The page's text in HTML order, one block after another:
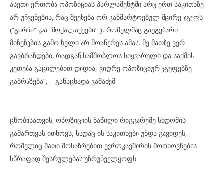
ასეთი ერთობა ოპოზიციას პარლამენტში არც ერთ საკითხზე
არ უჩვენებია, რაც შეეხება ორ განმარტოებულ მცირე ჯგუფს
(“გირჩი” და “მოქალაქეები” ), რომელმაც გაუგებარი
მიზეზების გამო ხელი არ მოაწერეს ამას, მე მათზე ვერ
გავბრაზდები, რადგან სამშობლოს სიყვარული და საქმის
კეთება გაცილებით დიდია, ვიდრე ოპოზიციურ ჯგუფებზე
გაბრაზება”, – განაცხადა ვაშაძემ.
ცნობისათვის, ოპოზიციის ნაწილი რიგგარეშე სხდომის
გამართვას ითხოვს, სადაც ის საკითხები უნდა გავიდეს,
რომელიც მათი მოსაზრებით ევროკავშირის მოთხოვნების
სწრაფად შესრულებას უზრუნველყოფს.